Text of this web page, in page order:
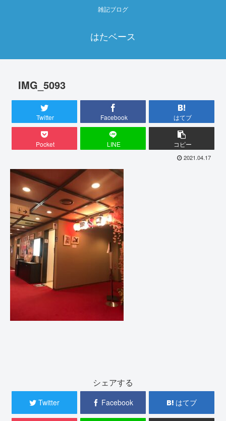
雑記ブログ
はたベース
IMG_5093
Twitter Facebook はてブ
Pocket LINE コピー
2021.04.17
シェアする
Twitter Facebook はてブ